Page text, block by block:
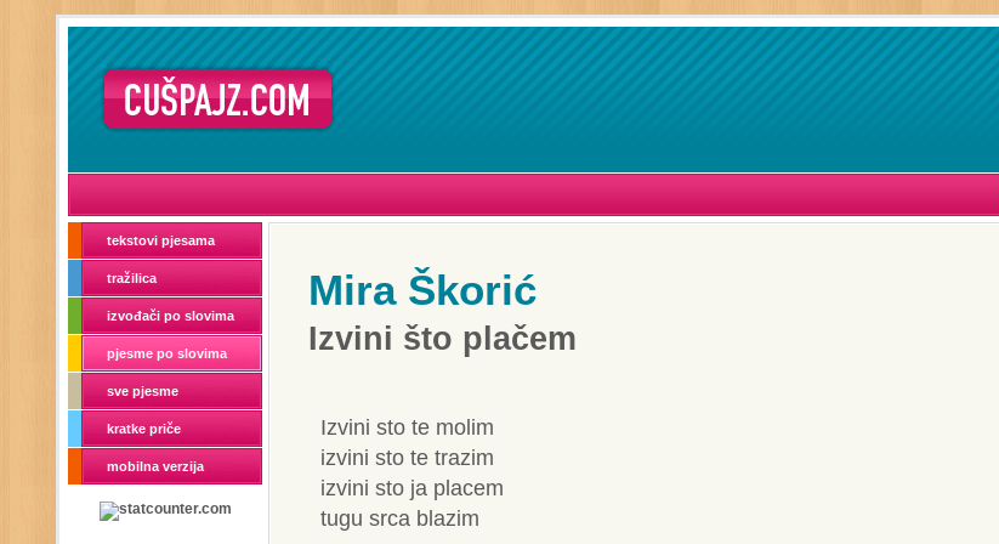
tekstovi pjesama
tražilica
izvođači po slovima
pjesme po slovima
sve pjesme
kratke priče
mobilna verzija
Mira Škorić
Izvini što plačem
Izvini sto te molim
izvini sto te trazim
izvini sto ja placem
tugu srca blazim